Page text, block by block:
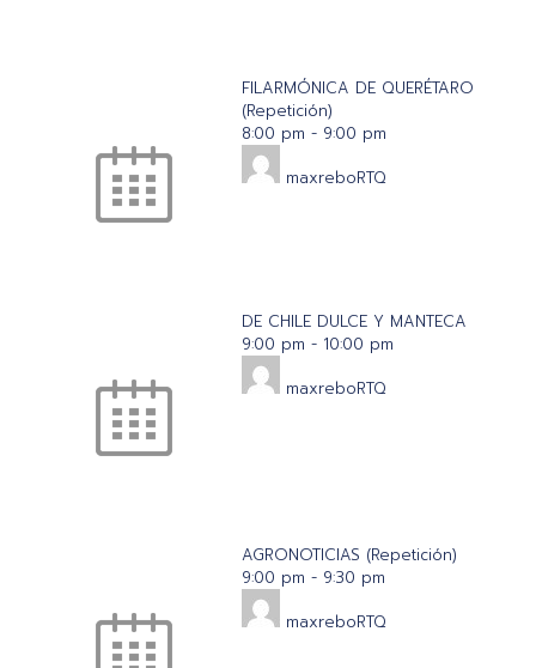
FILARMÓNICA DE QUERÉTARO
(Repetición)
8:00 pm - 9:00 pm
maxreboRTQ
DE CHILE DULCE Y MANTECA
9:00 pm - 10:00 pm
maxreboRTQ
AGRONOTICIAS (Repetición)
9:00 pm - 9:30 pm
maxreboRTQ